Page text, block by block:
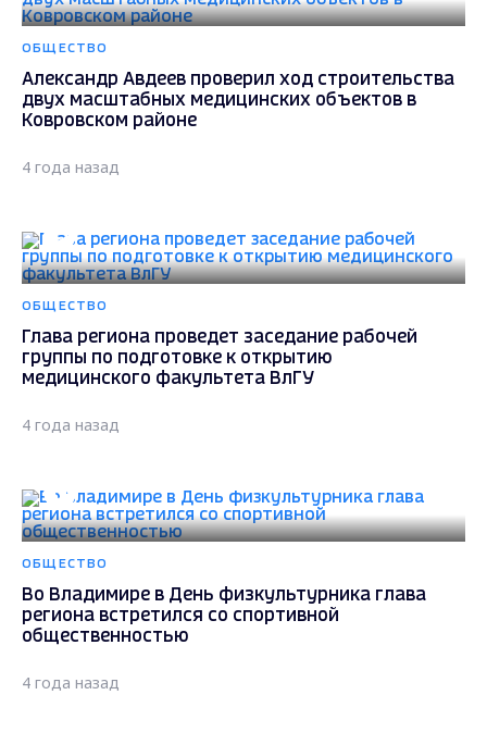
ОБЩЕСТВО
Александр Авдеев проверил ход строительства
двух масштабных медицинских объектов в
Ковровском районе
4 года назад
ОБЩЕСТВО
Глава региона проведет заседание рабочей
группы по подготовке к открытию
медицинского факультета ВлГУ
4 года назад
ОБЩЕСТВО
Во Владимире в День физкультурника глава
региона встретился со спортивной
общественностью
4 года назад